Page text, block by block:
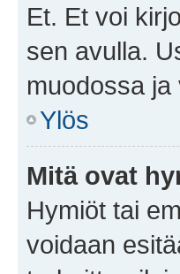
Et. Et voi
sen avulla.
muodossa
Ylös
Mitä ovat
Hymiöt tai
voidaan